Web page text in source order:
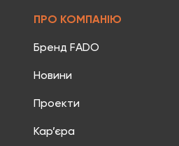
ПРО КОМПАНІЮ
Бренд FADO
Новини
Проекти
Кар’єра